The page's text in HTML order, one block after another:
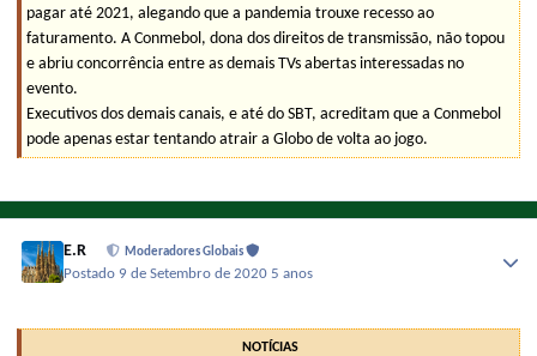
pagar até 2021, alegando que a pandemia trouxe recesso ao
faturamento. A Conmebol, dona dos direitos de transmissão, não topou
e abriu concorrência entre as demais TVs abertas interessadas no
evento.
Executivos dos demais canais, e até do SBT, acreditam que a Conmebol
pode apenas estar tentando atrair a Globo de volta ao jogo.
E.R Moderadores Globais
Postado 9 de Setembro de 2020 5 anos
NOTÍCIAS